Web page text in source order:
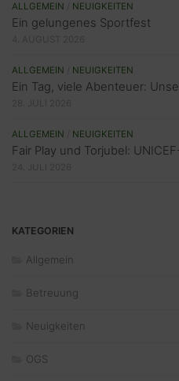
ALLGEMEIN NEUIGKEITEN
Ein gelungenes Sportfest
ALLGEMEIN NEUIGKEITEN
Ein Tag, viele Abenteuer:
ALLGEMEIN NEUIGKEITEN
Fair Play und Torjubel:
KATEGORIEN
Allgemein
Betreuung
Neuigkeiten
OGS